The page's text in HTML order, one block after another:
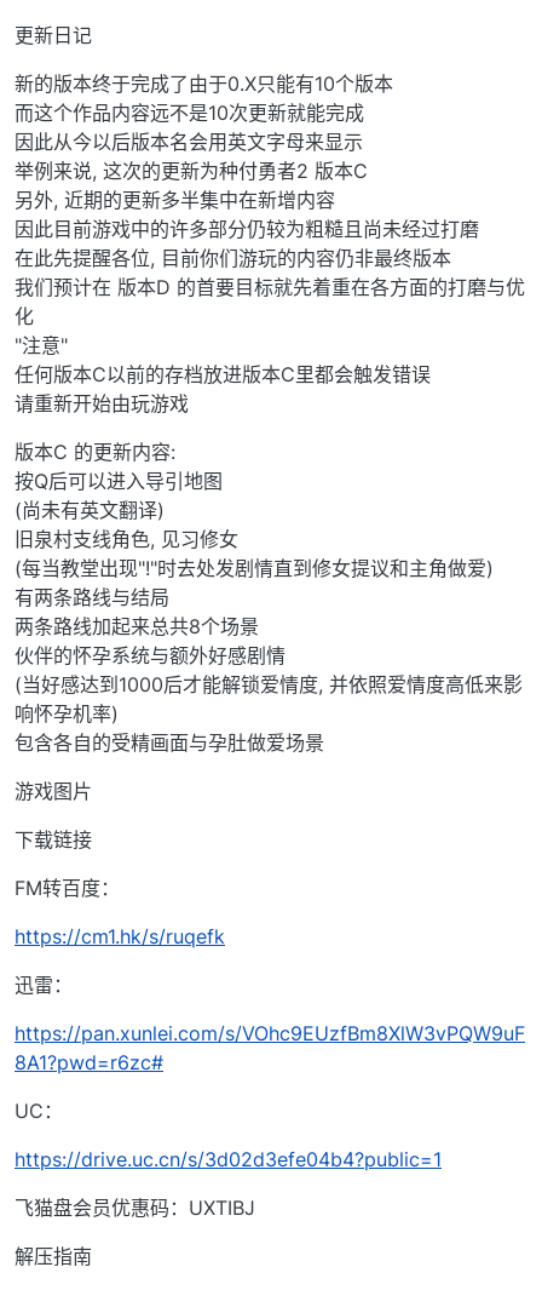
更新日记
新的版本终于完成了由于0.X只能有10个版本
而这个作品内容远不是10次更新就能完成
因此从今以后版本名会用英文字母来显示
举例来说, 这次的更新为种付勇者2 版本C
另外, 近期的更新多半集中在新增内容
因此目前游戏中的许多部分仍较为粗糙且尚未经过打磨
在此先提醒各位, 目前你们游玩的内容仍非最终版本
我们预计在 版本D 的首要目标就先着重在各方面的打磨与优
化
"注意"
任何版本C以前的存档放进版本C里都会触发错误
请重新开始由玩游戏
版本C 的更新内容:
按Q后可以进入导引地图
(尚未有英文翻译)
旧泉村支线角色, 见习修女
(每当教堂出现"!"时去处发剧情直到修女提议和主角做爱)
有两条路线与结局
两条路线加起来总共8个场景
伙伴的怀孕系统与额外好感剧情
(当好感达到1000后才能解锁爱情度, 并依照爱情度高低来影
响怀孕机率)
包含各自的受精画面与孕肚做爱场景
游戏图片
下载链接
FM转百度：
https://cm1.hk/s/ruqefk
迅雷：
https://pan.xunlei.com/s/VOhc9EUzfBm8XlW3vPQW9uF
8A1?pwd=r6zc#
UC：
https://drive.uc.cn/s/3d02d3efe04b4?public=1
飞猫盘会员优惠码：UXTIBJ
解压指南